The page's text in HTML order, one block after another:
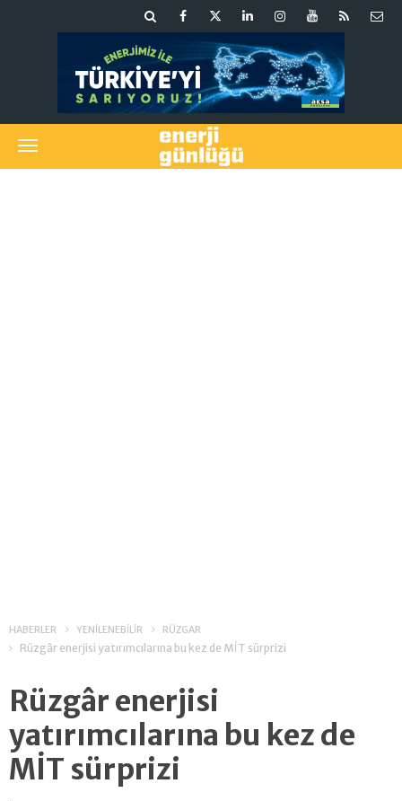
HABERLER YENİLENEBİLİR RÜZGAR
Rüzgâr enerjisi yatırımcılarına bu kez de MİT sürprizi
Rüzgâr enerjisi
yatırımcılarına bu kez de
MİT sürprizi